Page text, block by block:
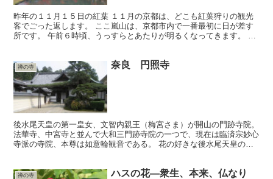
昨年の１１月１５日の紅葉 １１月の京都は、どこも紅葉狩りの観光
客でごった返します。 ここ嵐山は、京都市内で一番最初に日が差す
所です。 午前６時頃、うっすらとあたりが明るくなってきます。 天
禅の寺 奈良 円照寺
後水尾天皇の第一皇女、文智内親王（梅宮さま）が開山の門跡寺院。
法華寺、中宮寺と並んで大和三門跡寺院の一つで、現在は臨済宗妙心
寺派の寺院、本尊は如意輪観音である。 花の好きな後水尾天皇の影
禅の寺 ハスの花―衆生、本来、仏なり